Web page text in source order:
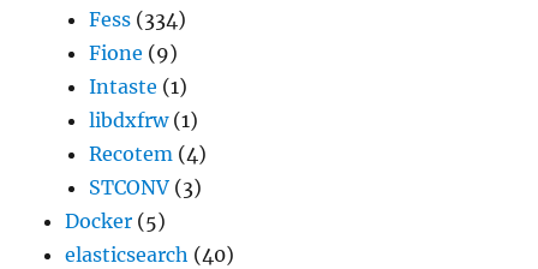
Fess (334)
Fione (9)
Intaste (1)
libdxfrw(1)
Recotem (4)
STCONV (3)
Docker (5)
elasticsearch (40)